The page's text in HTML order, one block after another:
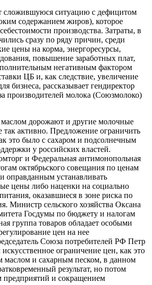
сложившуюся ситуацию с дефицитом
содержанием жиров), которое
производства. Затраты, в
сразу по ряду причин, среди
цены на корма, энергоресурсы,
повышение заработных плат,
негативным фактором
ЦБ и, как следствие, увеличение
бизнеса, рассказывает гендиректор
производителей молока (Союзмолоко)
дорожают и другие молочные
так активно. Предложение ограничить
это было с сахаром и подсолнечным
у российских властей.
и Федеральная антимонопольная
октябрьского совещания по ценам
оправданным устанавливать
цены либо наценки на социально
оказавшиеся в зоне риска по
Министр сельского хозяйства Оксана
Госдумы по бюджету и налогам
группа товаров обладает особыми
цен на нее
Союза потребителей РФ Петр
ограничение цен, как это
маслом и сахарным песком, в данном
результат, но потом
предприятий и сокращением